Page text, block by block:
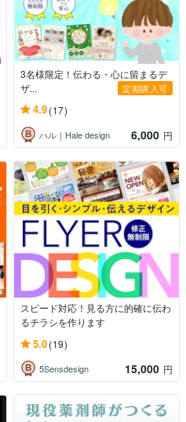
3名様限定！伝わる・心に留まるデ
ザ...
定期購入可
4.9(17)
ハル｜Hale design 6,000 円
スピード対応！見る方に的確に伝わ
るチラシを作ります
5.0(19)
5Sensdesign 15,000 円